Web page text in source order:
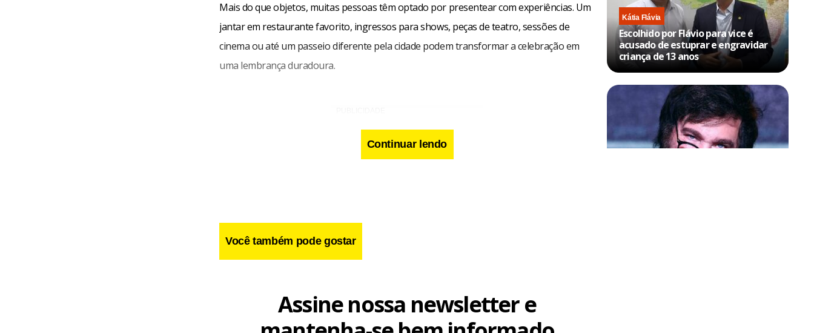
Mais do que objetos, muitas pessoas têm optado por presentear com experiências. Um
jantar em restaurante favorito, ingressos para shows, peças de teatro, sessões de
cinema ou até um passeio diferente pela cidade podem transformar a celebração em
uma lembrança duradoura.
Continuar lendo
Você também pode gostar
Kátia Flávia
Escolhido por Flávio para vice é
acusado de estuprar e engravidar
criança de 13 anos
Assine nossa newsletter e